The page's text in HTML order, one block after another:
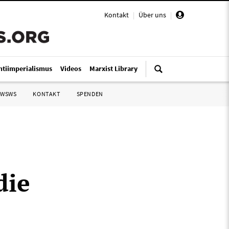
Kontakt | Über uns |
Videos Marxist Library
KONTAKT SPENDEN